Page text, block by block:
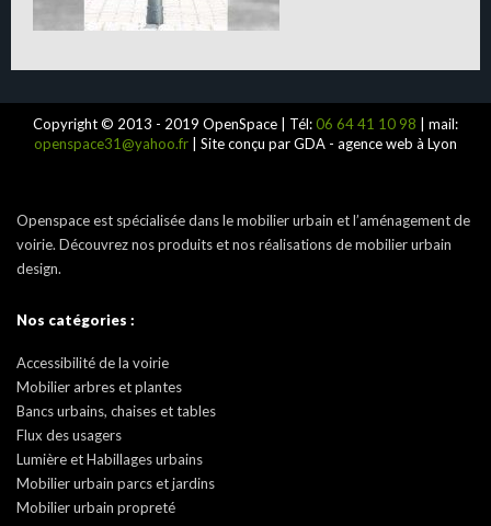
Copyright © 2013 - 2019 OpenSpace | Tél:06 64 41 10 98 | mail:
openspace31@yahoo.fr | Site conçu par GDA - agence web à Lyon
Openspace est spécialisée dans le mobilier urbain et l’aménagement de
voirie. Découvrez nos produits et nos réalisations de mobilier urbain
design.
Nos catégories :
Accessibilité de la voirie
Mobilier arbres et plantes
Bancs urbains, chaises et tables
Flux des usagers
Lumière et Habillages urbains
Mobilier urbain parcs et jardins
Mobilier urbain propreté